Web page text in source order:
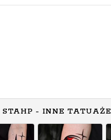
- INNE TATUAŻE